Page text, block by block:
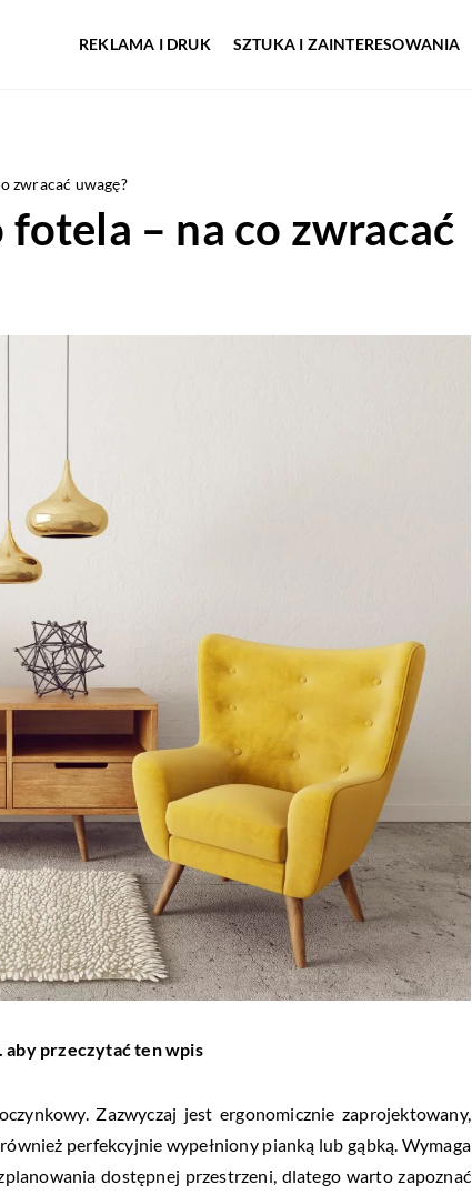
REKLAMA I DRUK SZTUKA I ZAINTERESOWANIA
zwracać uwagę?
– na co zwracać
aby przeczytać ten wpis
Zazwyczaj jest ergonomicznie zaprojektowany,
perfekcyjnie wypełniony pianką lub gąbką. Wymaga
dostępnej przestrzeni, dlatego warto zapoznać